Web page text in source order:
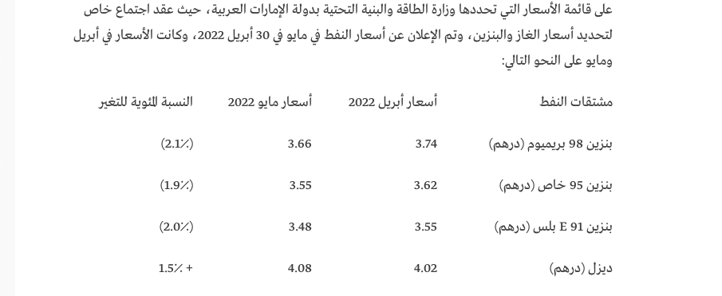
على قائمة الأسعار التي تحددها وزارة الطاقة والبنية التحتية بدولة الإمارات العربية، حيث عقد اجتماع خاص
لتحديد أسعار الغاز والبنزين، وتم الإعلان عن أسعار النفط في مايو في 30 أبريل 2022، وكانت الأسعار في أبريل
ومايو على النحو التالي:
مشتقات النفط أسعار أبريل 2022 أسعار مايو 2022 النسبة المئوية للتغير
بنزين 98 بريميوم (درهم) 3.74
3.66 (2.1٪)
بنزين 95 خاص (درهم) 3.62
3.55 (1.9٪)
بنزين 91 E بلس (درهم) 3.55
3.48 (2.0٪)
ديزل (درهم) 4.02
4.08 + 1.5٪